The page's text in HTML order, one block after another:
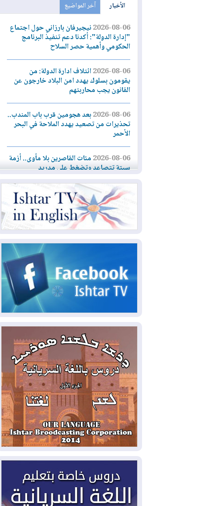
الأخبار آخر المواضيع
2026-08-06نيجيرفان بارزاني حول اجتماع
"إدارة الدولة": أكدنا دعم تنفيذ البرنامج
الحكومي وأهمية حصر السلاح
2026-08-06ائتلاف ادارة الدولة: من
يقومون بسلوك يهدد امن البلاد خارجون عن
القانون يجب محاربتهم
2026-08-06بعد هجومين قرب باب المندب..
تحذيرات من تصعيد يهدد الملاحة في البحر
الأحمر
2026-08-06مئات القاصرين بلا مأوى.. أزمة
سبتة تتصاعد وتضغط على مدريد
2026-08-05
لمدة عام.. بدء توريد 100
مليون قدم مكعب يومياً من غاز كورمور في
إقليم كوردستان إلى وزارة الكهرباء العراقية
ملامح أخطر التحديات التي تواجه العراق
2026-08-05
حرائق فرنسا.. توقيف 402
شخص بينهم 156 قاصرا منذ بداية موسم
الحرائق
2026-08-04سومو: إنتاج النفط في إقليم
كوردستان انخفض إلى أقل من 10%
2026-08-04ملفات حقبة الكاظمي تعود إلى
الواجهة.. أنباء عن مراجعات قضائية
وتحقيقات أوسع في قضايا فساد
2026-08-04بيترو يشكو تزوير الانتخابات
الرئاسية ويحذر من "حرب أهلية" في
كولومبيا
2026-08-03رئيس إقليم كوردستان في
2026-08-03العراق يؤكد مجدداً التزامه
بمنع الهجمات على الدول المجاورة